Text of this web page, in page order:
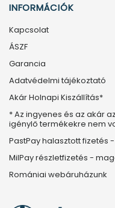
INFORMÁCIÓK
Kapcsolat
ÁSZF
Garancia
Adatvédelmi tájékoztató
Akár Holnapi Kiszállítás*
* Az ingyenes és az akár
igénylő termékekre nem
PastPay halasztott fizetés
MilPay részletfizetés -
Romániai webáruházunk